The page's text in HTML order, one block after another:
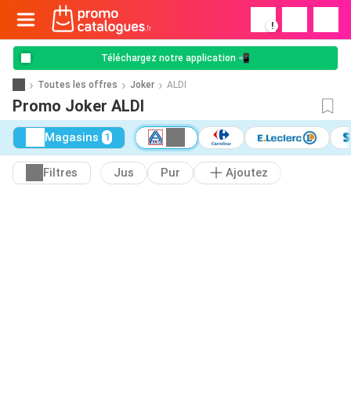
!
Téléchargez notre application 📲
Toutes les offres Joker ALDI
Promo Joker ALDI
Magasins 1
Filtres Jus Pur Ajoutez